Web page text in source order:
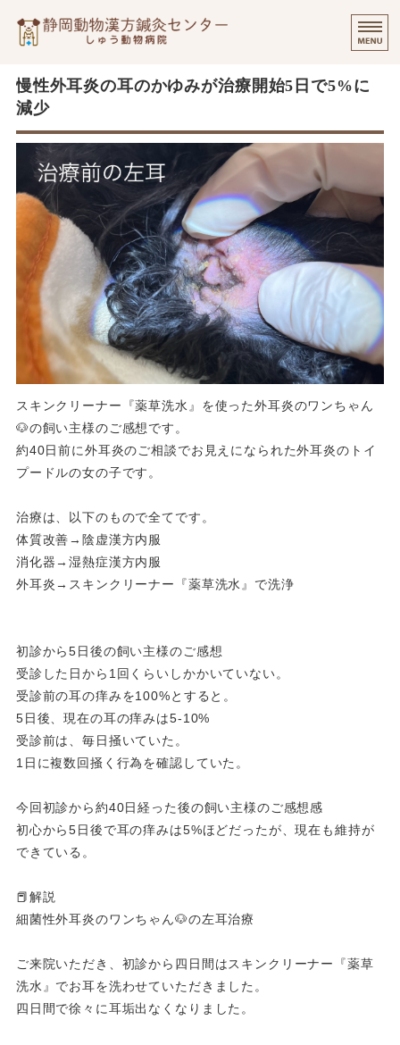
ご挨拶
診察について
個別出張診療について
オンラインでのご相談
慢性外耳炎の耳のかゆみが治療開始5日で5%に
減少
スキンクリーナー『薬草洗水』を使った外耳炎のワンちゃん
🐶の飼い主様のご感想です。
約40日前に外耳炎のご相談でお見えになられた外耳炎のトイ
プードルの女の子です。
治療は、以下のもので全てです。
体質改善→陰虚漢方内服
消化器→湿熱症漢方内服
外耳炎→スキンクリーナー『薬草洗水』で洗浄
初診から5日後の飼い主様のご感想
受診した日から1回くらいしかかいていない。
受診前の耳の痒みを100%とすると。
5日後、現在の耳の痒みは5-10%
受診前は、毎日掻いていた。
1日に複数回掻く行為を確認していた。
今回初診から約40日経った後の飼い主様のご感想感
初心から5日後で耳の痒みは5%ほどだったが、現在も維持が
できている。
📕解説
細菌性外耳炎のワンちゃん🐶の左耳治療
ご来院いただき、初診から四日間はスキンクリーナー『薬草
洗水』でお耳を洗わせていただきました。
四日間で徐々に耳垢出なくなりました。